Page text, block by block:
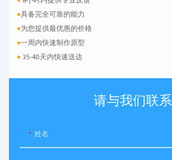
●具备完全可靠的能力
●为您提供最优惠的价格
●一周内快速制作原型
●35-40天内快速送达
请与我们联系
姓名